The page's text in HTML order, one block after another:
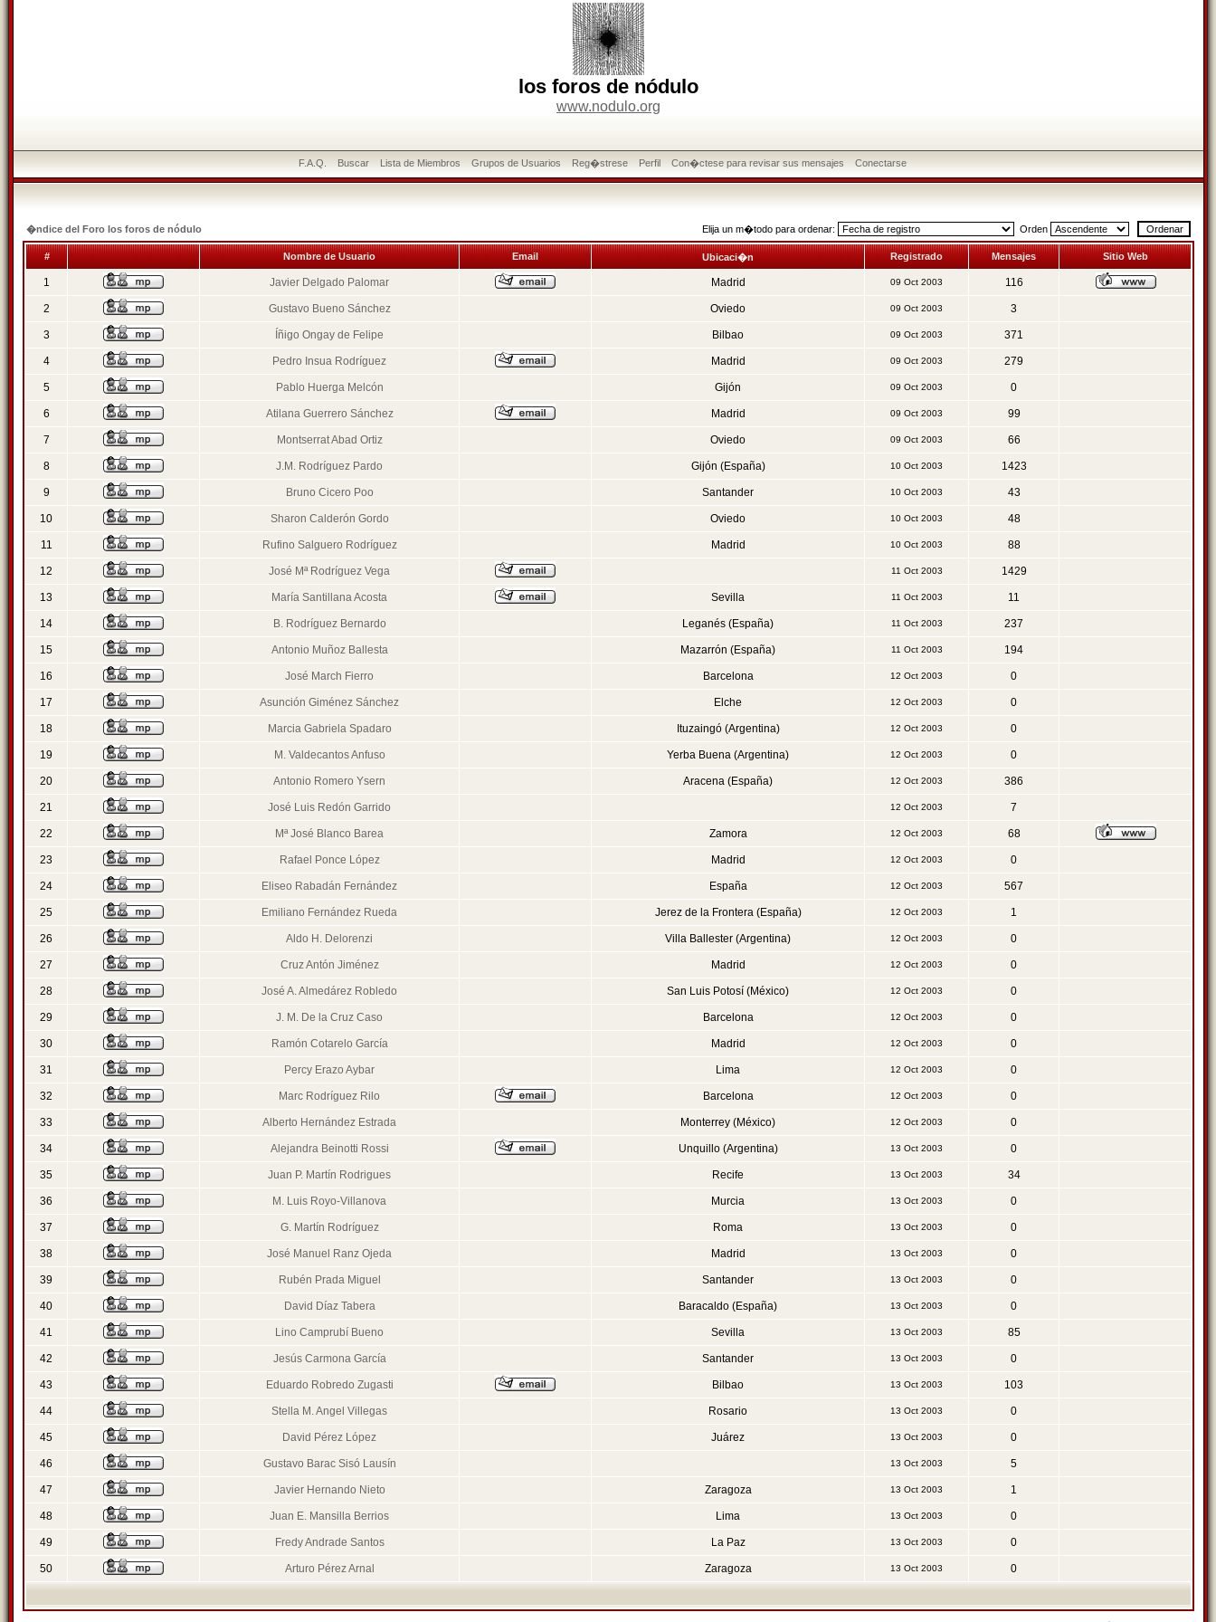
los foros de nódulo
www.nodulo.org
F.A.Q. Buscar Lista de Miembros Grupos de Usuarios Reg�strese Perfil Con�ctese para revisar sus mensajes Conectarse
�ndice del Foro los foros de nódulo Elija un m�todo para ordenar: Orden
# Nombre de Usuario Email Ubicaci�n Registrado Mensajes Sitio Web
1 Javier Delgado Palomar Madrid 09 Oct 2003 116
2 Gustavo Bueno Sánchez Oviedo 09 Oct 2003 3
3 Íñigo Ongay de Felipe Bilbao 09 Oct 2003 371
4 Pedro Insua Rodríguez Madrid 09 Oct 2003 279
5 Pablo Huerga Melcón Gijón 09 Oct 2003 0
6 Atilana Guerrero Sánchez Madrid 09 Oct 2003 99
7 Montserrat Abad Ortiz Oviedo 09 Oct 2003 66
8 J.M. Rodríguez Pardo Gijón (España) 10 Oct 2003 1423
9 Bruno Cicero Poo Santander 10 Oct 2003 43
10 Sharon Calderón Gordo Oviedo 10 Oct 2003 48
11 Rufino Salguero Rodríguez Madrid 10 Oct 2003 88
12 José Mª Rodríguez Vega 11 Oct 2003 1429
13 María Santillana Acosta Sevilla 11 Oct 2003 11
14 B. Rodríguez Bernardo Leganés (España) 11 Oct 2003 237
15 Antonio Muñoz Ballesta Mazarrón (España) 11 Oct 2003 194
16 José March Fierro Barcelona 12 Oct 2003 0
17 Asunción Giménez Sánchez Elche 12 Oct 2003 0
18 Marcia Gabriela Spadaro Ituzaingó (Argentina) 12 Oct 2003 0
19 M. Valdecantos Anfuso Yerba Buena (Argentina) 12 Oct 2003 0
20 Antonio Romero Ysern Aracena (España) 12 Oct 2003 386
21 José Luis Redón Garrido 12 Oct 2003 7
22 Mª José Blanco Barea Zamora 12 Oct 2003 68
23 Rafael Ponce López Madrid 12 Oct 2003 0
24 Eliseo Rabadán Fernández España 12 Oct 2003 567
25 Emiliano Fernández Rueda Jerez de la Frontera (España) 12 Oct 2003 1
26 Aldo H. Delorenzi Villa Ballester (Argentina) 12 Oct 2003 0
27 Cruz Antón Jiménez Madrid 12 Oct 2003 0
28 José A. Almedárez Robledo San Luis Potosí (México) 12 Oct 2003 0
29 J. M. De la Cruz Caso Barcelona 12 Oct 2003 0
30 Ramón Cotarelo García Madrid 12 Oct 2003 0
31 Percy Erazo Aybar Lima 12 Oct 2003 0
32 Marc Rodríguez Rilo Barcelona 12 Oct 2003 0
33 Alberto Hernández Estrada Monterrey (México) 12 Oct 2003 0
34 Alejandra Beinotti Rossi Unquillo (Argentina) 13 Oct 2003 0
35 Juan P. Martín Rodrigues Recife 13 Oct 2003 34
36 M. Luis Royo-Villanova Murcia 13 Oct 2003 0
37 G. Martín Rodríguez Roma 13 Oct 2003 0
38 José Manuel Ranz Ojeda Madrid 13 Oct 2003 0
39 Rubén Prada Miguel Santander 13 Oct 2003 0
40 David Díaz Tabera Baracaldo (España) 13 Oct 2003 0
41 Lino Camprubí Bueno Sevilla 13 Oct 2003 85
42 Jesús Carmona García Santander 13 Oct 2003 0
43 Eduardo Robredo Zugasti Bilbao 13 Oct 2003 103
44 Stella M. Angel Villegas Rosario 13 Oct 2003 0
45 David Pérez López Juárez 13 Oct 2003 0
46 Gustavo Barac Sisó Lausín 13 Oct 2003 5
47 Javier Hernando Nieto Zaragoza 13 Oct 2003 1
48 Juan E. Mansilla Berrios Lima 13 Oct 2003 0
49 Fredy Andrade Santos La Paz 13 Oct 2003 0
50 Arturo Pérez Arnal Zaragoza 13 Oct 2003 0